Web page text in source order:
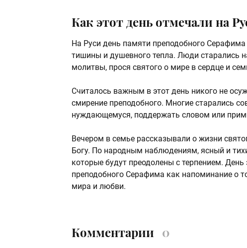
Как этот день отмечали на
На Руси день памяти преподобного
тишины и душевного тепла. Люди старались
молитвы, прося святого о мире в сердце и
Считалось важным в этот день никого не
смирение преподобного. Многие старались
нуждающемуся, поддержать словом или
Вечером в семье рассказывали о жизни
Богу. По народным наблюдениям, ясный и
которые будут преодолены с терпением.
преподобного Серафима как напоминание о
мира и любви.
Комментарии 0